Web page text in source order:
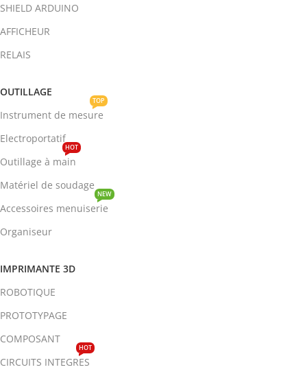
SHIELD ARDUINO
AFFICHEUR
RELAIS
OUTILLAGE
Instrument de mesure
TOP
Electroportatif
Outillage à main
HOT
Matériel de soudage
Accessoires menuiserie
NEW
Organiseur
IMPRIMANTE 3D
ROBOTIQUE
PROTOTYPAGE
COMPOSANT
CIRCUITS INTEGRES
HOT